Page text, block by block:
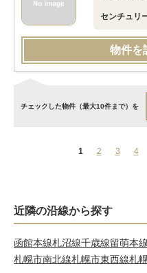
センチュリ
物件を
チェックした物件（最大10件まで）を
1 2 3 4
近隣の沿線から探す
函館本線札沼線千歳線留萌本線
札幌市南北線札幌市東西線札